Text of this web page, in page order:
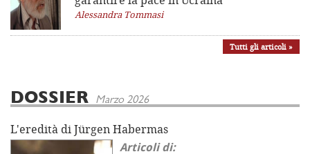
Alessandra Tommasi
Tutti gli articoli »
DOSSIER Marzo 2026
L'eredità di Jürgen Habermas
Articoli di: